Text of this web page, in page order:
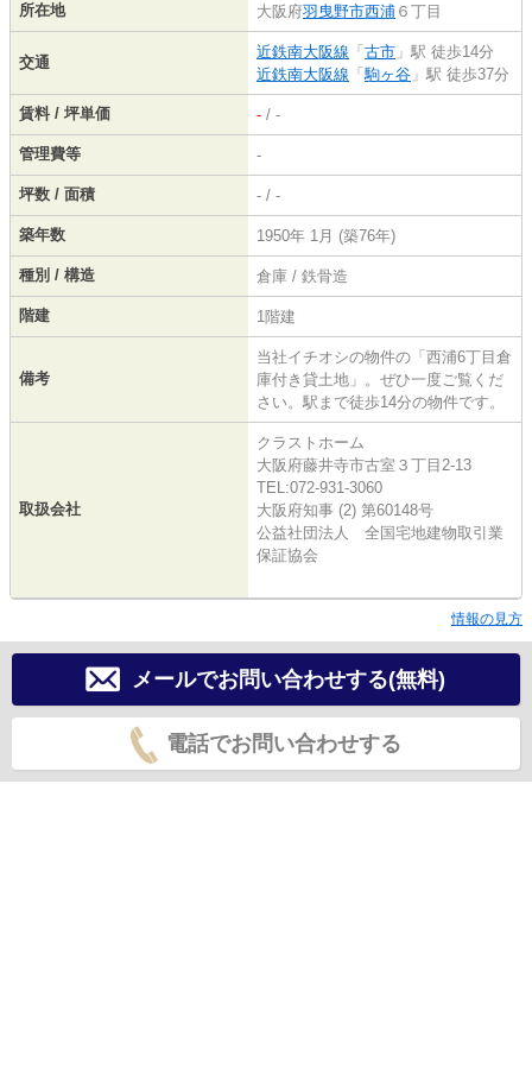
所在地 大阪府羽曳野市西浦 ６丁目
交通
近鉄南大阪線 「 古市 」駅 徒歩14分
近鉄南大阪線 「駒ヶ谷 」駅 徒歩37分
賃料 / 坪単価 - / -
管理費等 -
坪数 / 面積 - / -
築年数 1950年 1月 (築76年)
種別 / 構造 倉庫 / 鉄骨造
階建 1階建
備考
当社イチオシの物件の「西浦6丁目倉
庫付き貸土地」。ぜひ一度ご覧くだ
さい。駅まで徒歩14分の物件です。
取扱会社
クラストホーム
大阪府藤井寺市古室３丁目2-13
TEL:072-931-3060
大阪府知事 (2) 第60148号
公益社団法人 全国宅地建物取引業
保証協会
情報の見方
メールでお問い合わせする(無料)
電話でお問い合わせする